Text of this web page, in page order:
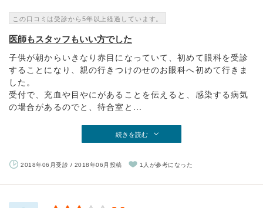
この口コミは受診から5年以上経過しています。
医師もスタッフもいい方でした
子供が朝からいきなり赤目になっていて、初めて眼科を受診
することになり、親の行きつけのせのお眼科へ初めて行きま
した。
受付で、充血や目やにがあることを伝えると、感染する病気
の場合があるのでと、待合室と...
続きを読む
2018年06月受診 / 2018年06月投稿 1人が参考になった